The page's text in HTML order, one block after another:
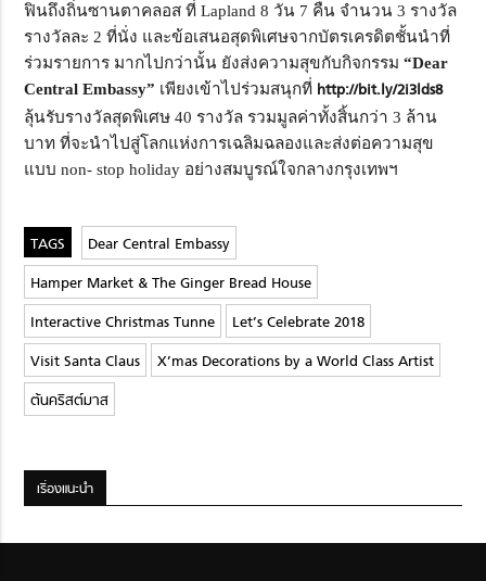
ฟินถึงถิ่นซานตาคลอส ที่ Lapland 8 วัน 7 คืน จำนวน 3 รางวัล
รางวัลละ 2 ที่นั่ง และข้อเสนอสุดพิเศษจากบัตรเครดิตชั้นนำที่
ร่วมรายการ มากไปกว่านั้น ยังส่งความสุขกับกิจกรรม“Dear
Central Embassy” เพียงเข้าไปร่วมสนุกที่ http://bit.ly/2i3lds8
ลุ้นรับรางวัลสุดพิเศษ 40 รางวัล รวมมูลค่าทั้งสิ้นกว่า 3 ล้าน
บาท ที่จะนำไปสู่โลกแห่งการเฉลิมฉลองและส่งต่อความสุข
แบบ non- stop holiday อย่างสมบูรณ์ใจกลางกรุงเทพฯ
Dear Central Embassy
Hamper Market & The Ginger Bread House
Interactive Christmas Tunne
Let’s Celebrate 2018
Visit Santa Claus
X’mas Decorations by a World Class Artist
ต้นคริสต์มาส
เรื่องแนะนำ